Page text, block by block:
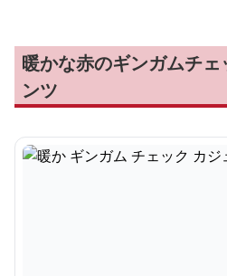
暖かな赤のギンガムチ
ンツ